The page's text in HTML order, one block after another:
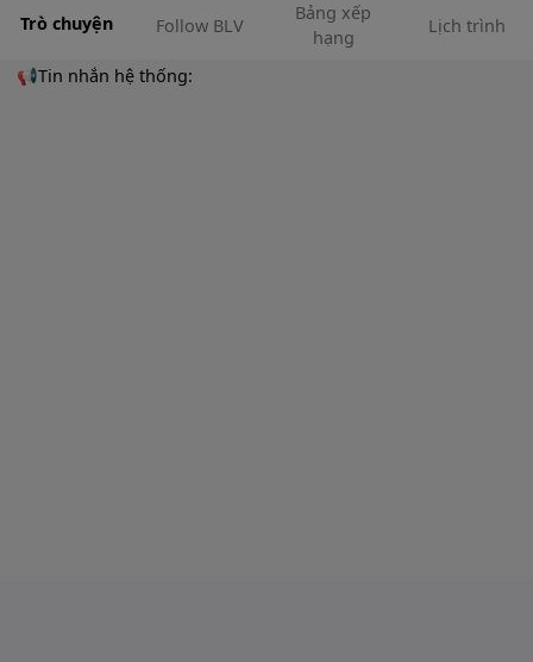
Trò chuyện Follow BLV
Bảng xếp
hạng
Lịch trình
📢Tin nhắn hệ thống: